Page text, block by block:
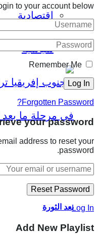
اقتصادية
سياسية
جنوب إفريقيا ترسخ
بعد الثورة
to your account below
Remember Me
Forgotten Password?
your password
address to reset your
password.
Log In
Add New Playlist